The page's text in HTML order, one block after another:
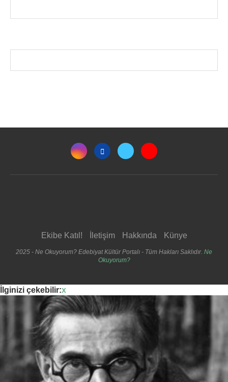
Ekibe Katıl! İletişim Hakkında Künye
2025 - Ne Okuyorum? Edebiyat Kültür Portalı - Tüm Hakları Saklıdır. Ne
Okuyorum?
İlginizi çekebilir:x